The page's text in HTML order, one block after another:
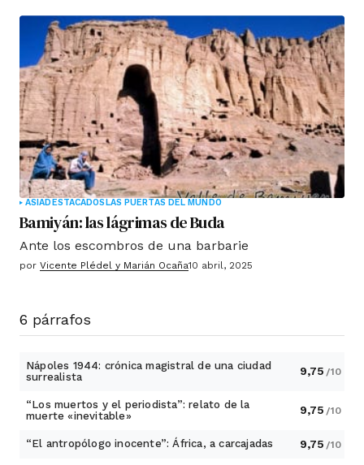
ASIADESTACADOS LAS PUERTAS DEL MUNDO
Bamiyán: las lágrimas de Buda
Ante los escombros de una barbarie
por Vicente Plédel y Marián Ocaña10 abril, 2025
6 párrafos
Nápoles 1944: crónica magistral de una ciudad
surrealista
9,75 /10
“Los muertos y el periodista”: relato de la
muerte «inevitable»
9,75 /10
“El antropólogo inocente”: África, a carcajadas 9,75 /10